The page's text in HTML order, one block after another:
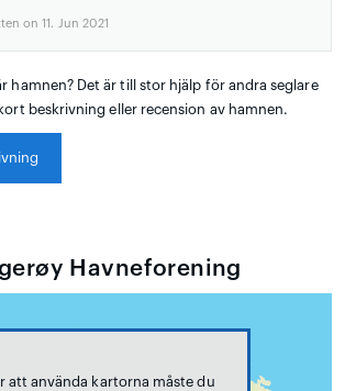
on 11. Jun 2021
hamnen? Det är till stor hjälp för andra seglare
beskrivning eller recension av hamnen.
Havneforening
att använda kartorna måste du